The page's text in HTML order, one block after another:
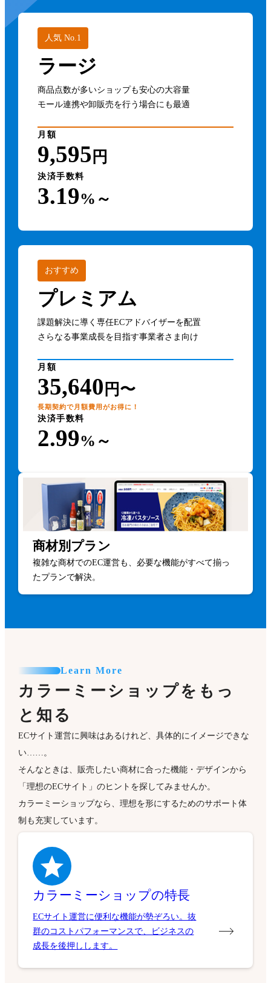
ラージ
商品点数が多いショップも安心の大容量
モール連携や卸販売を行う場合にも最適
9,595
決済手数料
3.19%～
プレミアム
課題解決に導く専任ECアドバイザーを配置
さらなる事業成長を目指す事業者さま向け
35,640
長期契約で月額費用がお得に！
決済手数料
2.99%～
商材別プラン
複雑な商材でのEC運営も、必要な機能がすべて揃っ
たプランで解決。
カラーミーショップをもっ
と知る
ECサイト運営に興味はあるけれど、具体的にイメージできな
い……。
そんなときは、販売したい商材に合った機能・デザインから
「理想のECサイト」のヒントを探してみませんか。
カラーミーショップなら、理想を形にするためのサポート体
制も充実しています。
カラーミーショップの特長
ECサイト運営に便利な機能が勢ぞろい。抜
群のコストパフォーマンスで、ビジネスの
成長を後押しします。